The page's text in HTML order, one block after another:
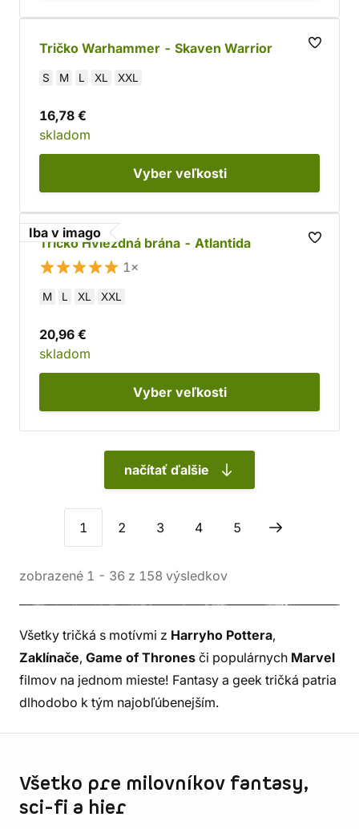
Tričko Warhammer - Skaven Warrior
S M L XL XXL
16,78 €
skladom
Vyber veľkosti
Iba v imago
Tričko Hviezdná brána - Atlantida
1×
M L XL XXL
20,96 €
skladom
Vyber veľkosti
načítať ďalšie
1 2 3 4 5
zobrazené 1 - 36 z 158 výsledkov
Všetky tričká s motívmi z Harryho Pottera,
Zaklínače, Game of Thrones či populárnych Marvel
filmov na jednom mieste! Fantasy a geek tričká patria
dlhodobo k tým najobľúbenejším.
Všetko pre milovníkov fantasy,
sci-fi a hier